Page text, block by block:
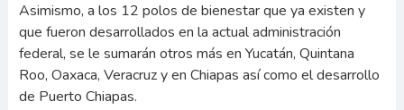
Asimismo, a los 12 polos de bienestar que ya existen y
que fueron desarrollados en la actual administración
federal, se le sumarán otros más en Yucatán, Quintana
Roo, Oaxaca, Veracruz y en Chiapas así como el desarrollo
de Puerto Chiapas.